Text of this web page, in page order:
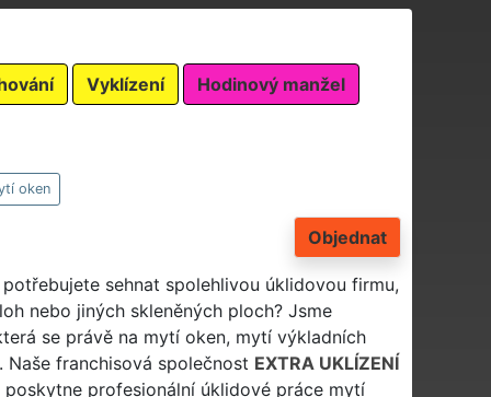
Vyklízení Hodinový manžel
oken
Objednat
sehnat spolehlivou úklidovou firmu,
nebo jiných skleněných ploch? Jsme
se právě na mytí oken, mytí výkladních
franchisová společnost EXTRA UKLÍZENÍ
profesionální úklidové práce mytí